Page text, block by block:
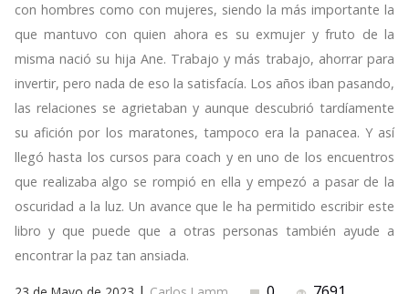
con hombres como con mujeres, siendo la más importante la
que mantuvo con quien ahora es su exmujer y fruto de la
misma nació su hija Ane. Trabajo y más trabajo, ahorrar para
invertir, pero nada de eso la satisfacía. Los años iban pasando,
las relaciones se agrietaban y aunque descubrió tardíamente
su afición por los maratones, tampoco era la panacea. Y así
llegó hasta los cursos para coach y en uno de los encuentros
que realizaba algo se rompió en ella y empezó a pasar de la
oscuridad a la luz. Un avance que le ha permitido escribir este
libro y que puede que a otras personas también ayude a
encontrar la paz tan ansiada.